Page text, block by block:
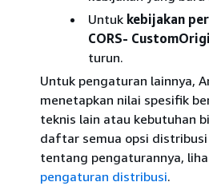
Untuk kebijakan
CORS-
turun.
Untuk pengaturan lainnya,
menetapkan nilai spesifik
teknis lain atau kebutuhan
daftar semua opsi
tentang pengaturannya,
pengaturan distribusi.